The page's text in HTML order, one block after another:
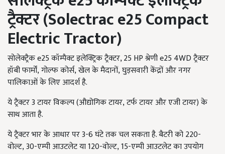
ट्रैक्टर (Solectrac e25Compact
Electric Tractor)
सोलेक्ट्रैकe25 कॉम्पैक्ट इलेक्ट्रिक ट्रैक्टर, 25HPश्रेणीe25 4WDट्रैक्टर
हॉबी फार्मों,गोल्फ कोर्स,खेल के मैदानों,घुड़सवारी केंद्रों और नगर
पालिकाओं के लिए आदर्श है.
ये ट्रैक्टर 3 टायर विकल्प (औद्योगिक टायर,टर्फ टायर और एजी टायर) के
साथ आता है.
ये ट्रैक्टर भार के आधार पर 3-6 घंटे तक चल सकता है. बैटरी को 220-
वोल्ट,30-एम्पी आउटलेट या 120-वोल्ट,15-एम्पी आउटलेट का उपयोग